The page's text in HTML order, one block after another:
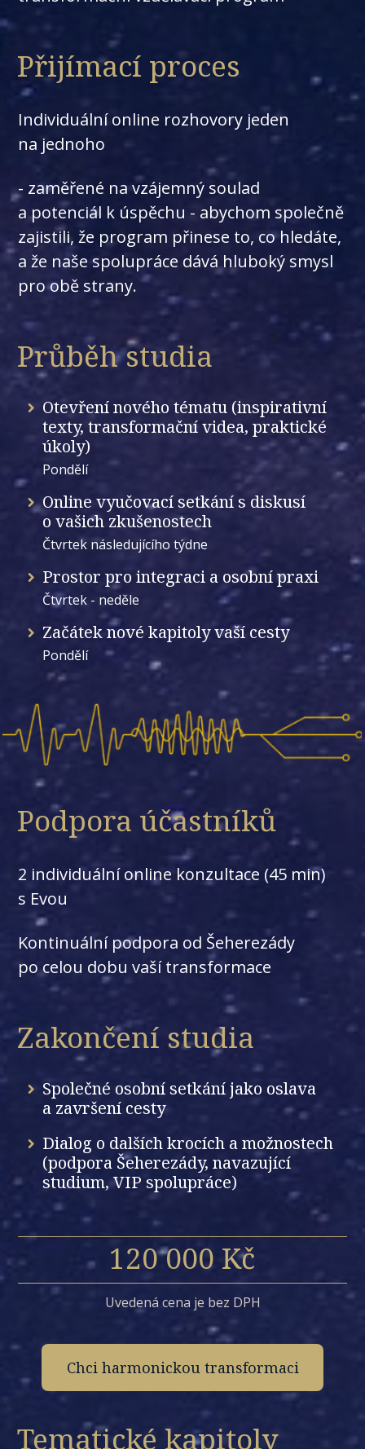
Přijímací proces
Individuální online rozhovory jeden
na jednoho
- zaměřené na vzájemný soulad
a potenciál k úspěchu - abychom společně
zajistili, že program přinese to, co hledáte,
a že naše spolupráce dává hluboký smysl
pro obě strany.
Průběh studia
Otevření nového tématu (inspirativní
texty, transformační videa, praktické
úkoly)
Pondělí
Online vyučovací setkání s diskusí
o vašich zkušenostech
Čtvrtek následujícího týdne
Prostor pro integraci a osobní praxi
Čtvrtek - neděle
Začátek nové kapitoly vaší cesty
Pondělí
Podpora účastníků
2 individuální online konzultace (45 min)
s Evou
Kontinuální podpora od Šeherezády
po celou dobu vaší transformace
Zakončení studia
Společné osobní setkání jako oslava
a završení cesty
Dialog o dalších krocích a možnostech
(podpora Šeherezády, navazující
studium, VIP spolupráce)
120 000 Kč
Uvedená cena je bez DPH
Chci harmonickou transformaci
Tematické kapitoly